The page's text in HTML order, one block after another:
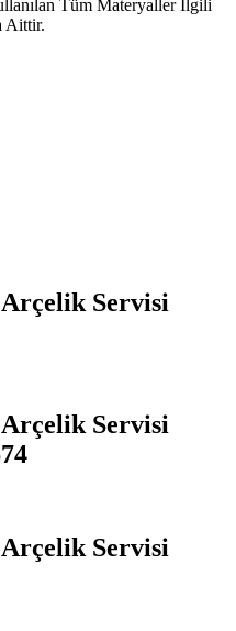
Tüm Materyaller İlgili
Aittir.
Servisi
Servisi
Servisi